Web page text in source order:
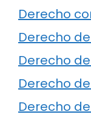
Derecho
Derecho
Derecho
Derecho
Derecho